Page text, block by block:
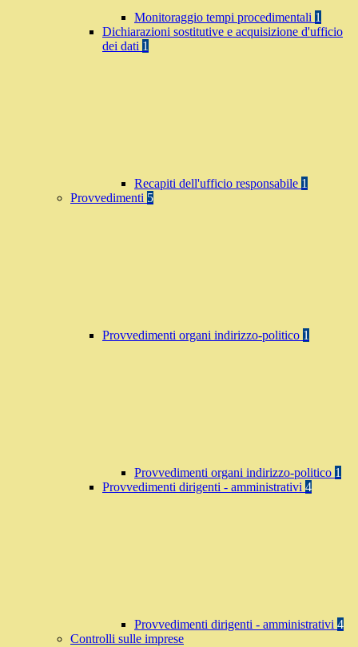
Monitoraggio tempi procedimentali 1
Dichiarazioni sostitutive e acquisizione d'ufficio
dei dati 1
Recapiti dell'ufficio responsabile 1
Provvedimenti 5
Provvedimenti organi indirizzo-politico 1
Provvedimenti organi indirizzo-politico 1
Provvedimenti dirigenti - amministrativi 4
Provvedimenti dirigenti - amministrativi 4
Controlli sulle imprese